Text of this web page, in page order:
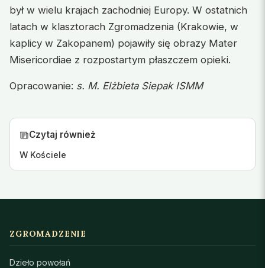
był w wielu krajach zachodniej Europy. W ostatnich
latach w klasztorach Zgromadzenia (Krakowie, w
kaplicy w Zakopanem) pojawiły się obrazy Mater
Misericordiae z rozpostartym płaszczem opieki.
Opracowanie: s. M. Elżbieta Siepak ISMM
Czytaj również
W Kościele
ZGROMADZENIE
Dzieło powołań